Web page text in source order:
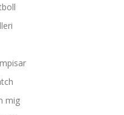
mig